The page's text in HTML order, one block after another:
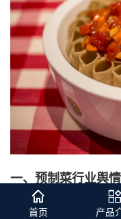
一、预制菜行业舆
1. 食品安全类舆情（高
首页 产品